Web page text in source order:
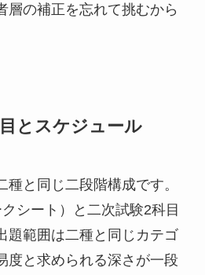
層の補正を忘れて挑むから
とスケジュール
と同じ二段階構成です。
シート）と二次試験2科目
題範囲は二種と同じカテゴ
度と求められる深さが一段